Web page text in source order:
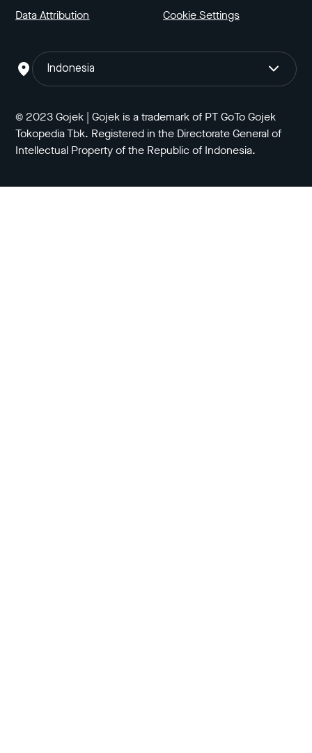
Data Attribution Cookie Settings
Indonesia
© 2023 Gojek | Gojek is a trademark of PT GoTo Gojek
Tokopedia Tbk. Registered in the Directorate General of
Intellectual Property of the Republic of Indonesia.